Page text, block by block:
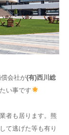
会社が(有)西川総
い事です
者も居ります。熊
て逃げた等も有り